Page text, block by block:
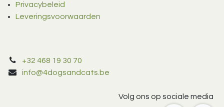
Privacybeleid
Leveringsvoorwaarden
+32 468 19 30 70
info@4dogsandcats.be
Volg ons op sociale media